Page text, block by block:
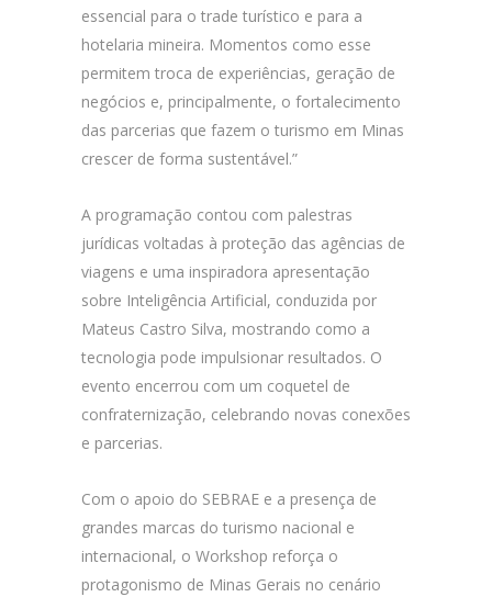
essencial para o trade turístico e para a
hotelaria mineira. Momentos como esse
permitem troca de experiências, geração de
negócios e, principalmente, o fortalecimento
das parcerias que fazem o turismo em Minas
crescer de forma sustentável.”
A programação contou com palestras
jurídicas voltadas à proteção das agências de
viagens e uma inspiradora apresentação
sobre Inteligência Artificial, conduzida por
Mateus Castro Silva, mostrando como a
tecnologia pode impulsionar resultados. O
evento encerrou com um coquetel de
confraternização, celebrando novas conexões
e parcerias.
Com o apoio do SEBRAE e a presença de
grandes marcas do turismo nacional e
internacional, o Workshop reforça o
protagonismo de Minas Gerais no cenário